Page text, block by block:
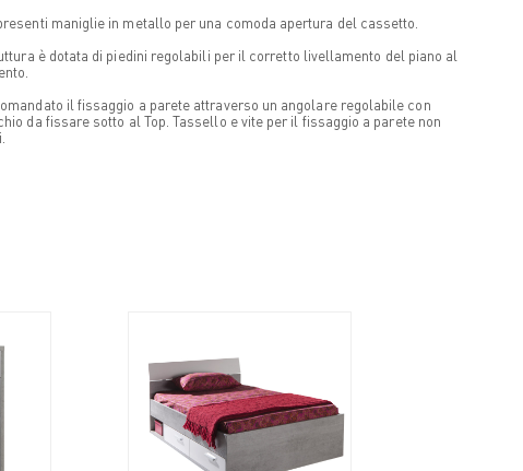
maniglie in metallo per una comoda apertura del cassetto.
è dotata di piedini regolabili per il corretto livellamento del piano al
il fissaggio a parete attraverso un angolare regolabile con
da fissare sotto al Top. Tassello e vite per il fissaggio a parete non